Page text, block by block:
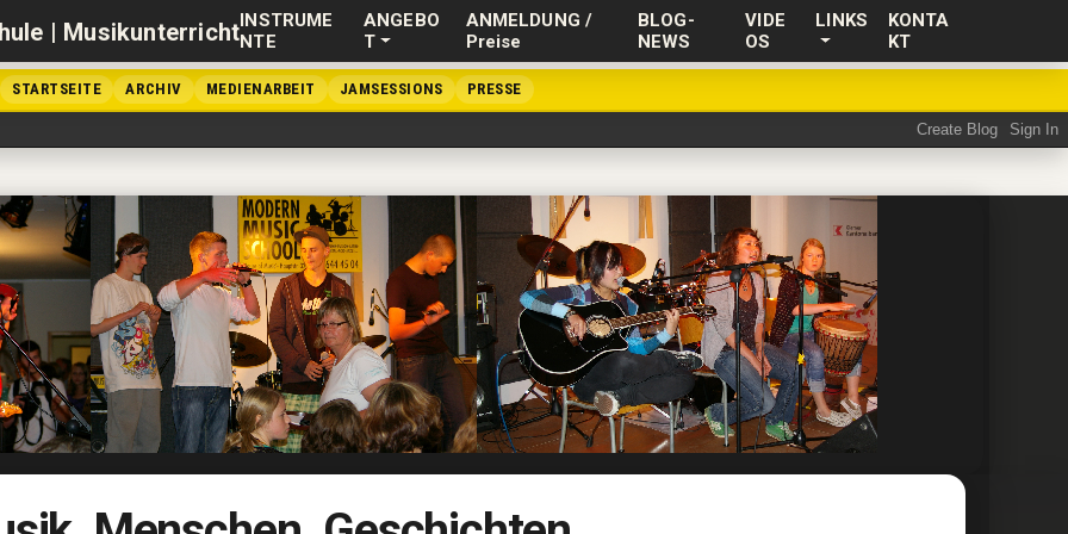
STARTSEITE ARCHIV MEDIENARBEIT JAMSESSIONS PRESSE
INSTRUME
NTE
ANGEBO
T
ANMELDUNG /
Preise
BLOG-
NEWS
VIDE
OS
LINKS
KONTA
KT